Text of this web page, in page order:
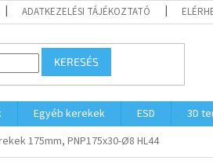
ADATKEZELÉSI TÁJÉKOZTATÓ
KERESÉS
Egyéb kerekek ESD 3D
175mm, PNP175x30-Ø8 HL44